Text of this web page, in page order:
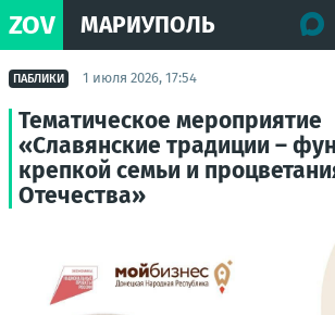
ZOV МАРИУПОЛЬ
ПАБЛИКИ 1 июля 2026, 17:54
Тематическое мероприятие
«Славянские традиции –
крепкой семьи и
Отечества»